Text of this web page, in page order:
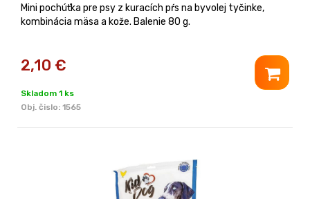
Mini pochúťka pre psy z kuracích pŕs na byvolej tyčinke,
kombinácia mäsa a kože. Balenie 80 g.
2,10 €
Skladom 1 ks
Obj. čislo: 1565